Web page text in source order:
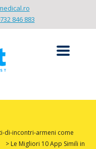
846 883
di-incontri-armeni come
> Le Migliori 10 App Simili in